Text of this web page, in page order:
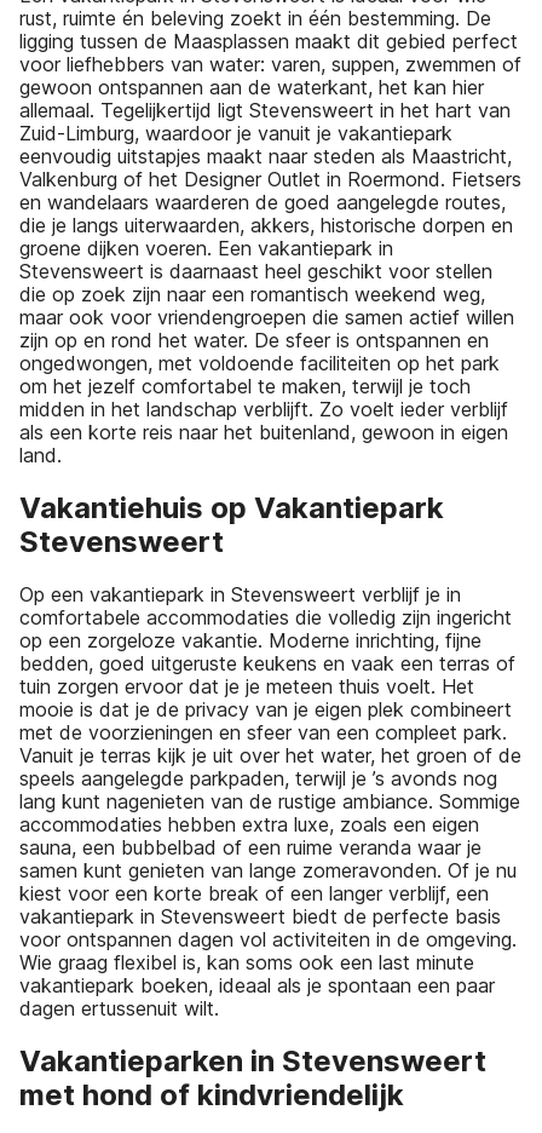
rust, ruimte én beleving zoekt in één bestemming. De
ligging tussen de Maasplassen maakt dit gebied perfect
voor liefhebbers van water: varen, suppen, zwemmen of
gewoon ontspannen aan de waterkant, het kan hier
allemaal. Tegelijkertijd ligt Stevensweert in het hart van
Zuid-Limburg, waardoor je vanuit je vakantiepark
eenvoudig uitstapjes maakt naar steden als Maastricht,
Valkenburg of het Designer Outlet in Roermond. Fietsers
en wandelaars waarderen de goed aangelegde routes,
die je langs uiterwaarden, akkers, historische dorpen en
groene dijken voeren. Een vakantiepark in
Stevensweert is daarnaast heel geschikt voor stellen
die op zoek zijn naar een romantisch weekend weg,
maar ook voor vriendengroepen die samen actief willen
zijn op en rond het water. De sfeer is ontspannen en
ongedwongen, met voldoende faciliteiten op het park
om het jezelf comfortabel te maken, terwijl je toch
midden in het landschap verblijft. Zo voelt ieder verblijf
als een korte reis naar het buitenland, gewoon in eigen
land.
Vakantiehuis op Vakantiepark
Stevensweert
Op een vakantiepark in Stevensweert verblijf je in
comfortabele accommodaties die volledig zijn ingericht
op een zorgeloze vakantie. Moderne inrichting, fijne
bedden, goed uitgeruste keukens en vaak een terras of
tuin zorgen ervoor dat je je meteen thuis voelt. Het
mooie is dat je de privacy van je eigen plek combineert
met de voorzieningen en sfeer van een compleet park.
Vanuit je terras kijk je uit over het water, het groen of de
speels aangelegde parkpaden, terwijl je ’s avonds nog
lang kunt nagenieten van de rustige ambiance. Sommige
accommodaties hebben extra luxe, zoals een eigen
sauna, een bubbelbad of een ruime veranda waar je
samen kunt genieten van lange zomeravonden. Of je nu
kiest voor een korte break of een langer verblijf, een
vakantiepark in Stevensweert biedt de perfecte basis
voor ontspannen dagen vol activiteiten in de omgeving.
Wie graag flexibel is, kan soms ook een last minute
vakantiepark boeken, ideaal als je spontaan een paar
dagen ertussenuit wilt.
Vakantieparken in Stevensweert
met hond of kindvriendelijk